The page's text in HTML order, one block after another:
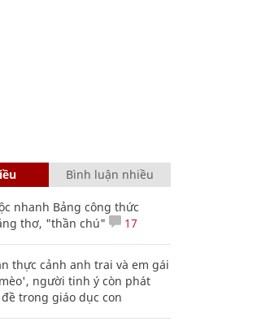
Bình luận nhiều
nhanh Bảng công thức
thơ, "thần chú"
17
thực cảnh anh trai và em gái
người tinh ý còn phát
trong giáo dục con